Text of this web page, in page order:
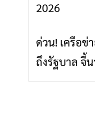
พร้อมชมคอน
2026
ด่วน! เครือข่
ถึงรัฐบาล จี้น
วิกฤตสารป